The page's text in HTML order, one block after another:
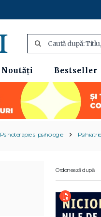
Noutăți Bestseller
Psihoterapie si psihologie
Ordonează după: